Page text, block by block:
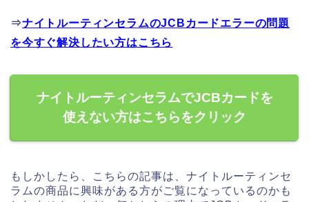
⇒ナイトルーティンセラムのJCBカードエラーの問題
を今すぐ解決したい方はこちら
ナイトルーティンセラムでJCBカードを
使えない方はこちらをクリック
もしかしたら、こちらの記事は、ナイトルーティンセ
ラムの商品に興味がある方がご覧になっているのかも